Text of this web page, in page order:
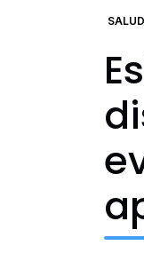
SALUD